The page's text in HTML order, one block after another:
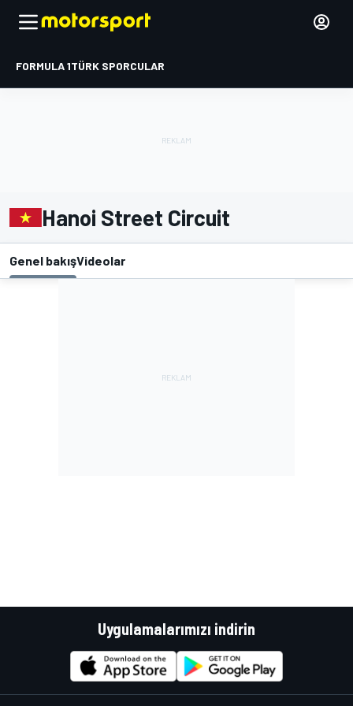
FORMULA 1TÜRK SPORCULAR
Hanoi Street Circuit
Genel bakışVideolar
Uygulamalarımızı indirin